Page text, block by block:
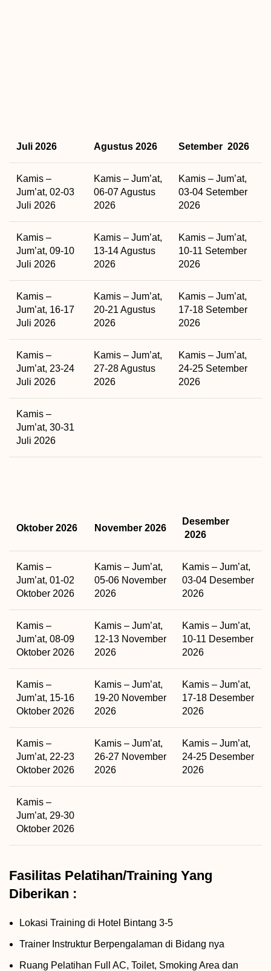
Juli 2026 Agustus 2026 Setember 2026
Kamis –
Jum’at, 02-03
Juli 2026
Kamis – Jum’at,
06-07 Agustus
2026
Kamis – Jum’at,
03-04 Setember
2026
Kamis –
Jum’at, 09-10
Juli 2026
Kamis – Jum’at,
13-14 Agustus
2026
Kamis – Jum’at,
10-11 Setember
2026
Kamis –
Jum’at, 16-17
Juli 2026
Kamis – Jum’at,
20-21 Agustus
2026
Kamis – Jum’at,
17-18 Setember
2026
Kamis –
Jum’at, 23-24
Juli 2026
Kamis – Jum’at,
27-28 Agustus
2026
Kamis – Jum’at,
24-25 Setember
2026
Kamis –
Jum’at, 30-31
Juli 2026
Oktober 2026 November 2026
Desember
2026
Kamis –
Jum’at, 01-02
Oktober 2026
Kamis – Jum’at,
05-06 November
2026
Kamis – Jum’at,
03-04 Desember
2026
Kamis –
Jum’at, 08-09
Oktober 2026
Kamis – Jum’at,
12-13 November
2026
Kamis – Jum’at,
10-11 Desember
2026
Kamis –
Jum’at, 15-16
Oktober 2026
Kamis – Jum’at,
19-20 November
2026
Kamis – Jum’at,
17-18 Desember
2026
Kamis –
Jum’at, 22-23
Oktober 2026
Kamis – Jum’at,
26-27 November
2026
Kamis – Jum’at,
24-25 Desember
2026
Kamis –
Jum’at, 29-30
Oktober 2026
Fasilitas Pelatihan/Training Yang
Diberikan :
Lokasi Training di Hotel Bintang 3-5
Trainer Instruktur Berpengalaman di Bidang nya
Ruang Pelatihan Full AC, Toilet, Smoking Area dan